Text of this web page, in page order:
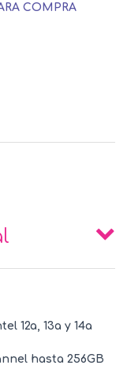
COMPRA
12a, 13a y 14a
hasta 256GB